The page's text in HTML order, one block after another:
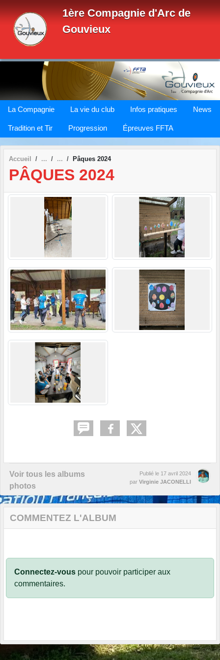
1ère Compagnie d'Arc de
Gouvieux
La Compagnie La vie du club Infos pratiques News
Tradition et Tir Progression Épreuves FFTA
Accueil Pâques 2024
PÂQUES 2024
Voir tous les albums
photos
Publié le 17 avril 2024
par Virginie JACONELLI
COMMENTEZ L'ALBUM
Connectez-vous pour pouvoir participer aux
commentaires.